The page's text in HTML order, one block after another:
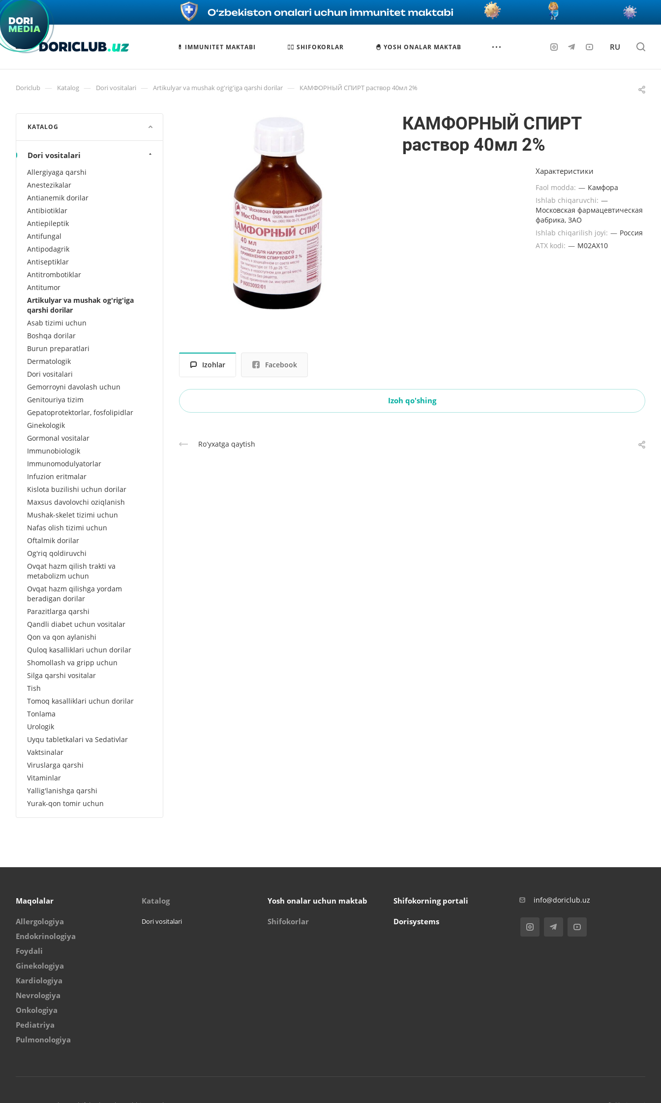
💊 IMMUNITET MAKTABI 🧑‍⚕️ SHIFOKORLAR 🐣 YOSH ONALAR MAKTAB RU
Doriclub — Katalog — Dori vositalari — Artikulyar va mushak og'rig'iga qarshi dorilar — КАМФОРНЫЙ СПИРТ раствор 40мл 2%
КАМФОРНЫЙ СПИРТ
раствор 40мл 2%
Характеристики
Faol modda: — Камфора
Ishlab chiqaruvchi: —
Московская фармацевтическая
фабрика, ЗАО
Ishlab chiqarilish joyi: — Россия
ATX kodi: — M02AХ10
Izohlar Facebook
Izoh qo'shing
Roʻyxatga qaytish
KATALOG
Dori vositalari
Allergiyaga qarshi
Anestezikalar
Antianemik dorilar
Antibiotiklar
Antiepileptik
Antifungal
Antipodagrik
Antiseptiklar
Antitrombotiklar
Antitumor
Artikulyar va mushak og'rig'iga
qarshi dorilar
Asab tizimi uchun
Boshqa dorilar
Burun preparatlari
Dermatologik
Dori vositalari
Gemorroyni davolash uchun
Genitouriya tizim
Gepatoprotektorlar, fosfolipidlar
Ginekologik
Gormonal vositalar
Immunobiologik
Immunomodulyatorlar
Infuzion eritmalar
Kislota buzilishi uchun dorilar
Maxsus davolovchi oziqlanish
Mushak-skelet tizimi uchun
Nafas olish tizimi uchun
Oftalmik dorilar
Og'riq qoldiruvchi
Ovqat hazm qilish trakti va
metabolizm uchun
Ovqat hazm qilishga yordam
beradigan dorilar
Parazitlarga qarshi
Qandli diabet uchun vositalar
Qon va qon aylanishi
Quloq kasalliklari uchun dorilar
Shomollash va gripp uchun
Silga qarshi vositalar
Tish
Tomoq kasalliklari uchun dorilar
Tonlama
Urologik
Uyqu tabletkalari va Sedativlar
Vaktsinalar
Viruslarga qarshi
Vitaminlar
Yallig'lanishga qarshi
Yurak-qon tomir uchun
Maqolalar
Allergologiya
Endokrinologiya
Foydali
Ginekologiya
Kardiologiya
Nevrologiya
Onkologiya
Pediatriya
Pulmonologiya
Katalog
Dori vositalari
Yosh onalar uchun maktab
Shifokorlar
Shifokorning portali
Dorisystems
info@doriclub.uz